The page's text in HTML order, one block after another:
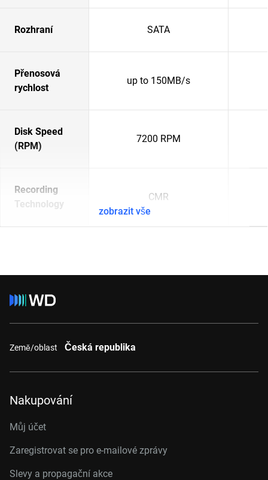
Rozhraní SATA
Přenosová
rychlost
up to 150MB/s
Disk Speed
(RPM)
7200 RPM
Recording
Technology
CMR
zobrazit vše
Země/oblast Česká republika
Nakupování
Můj účet
Zaregistrovat se pro e-mailové zprávy
Slevy a propagační akce